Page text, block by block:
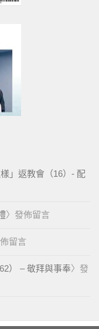
」返教會（16）- 配
〉發佈留言
留言
） – 敬拜與事奉〉發